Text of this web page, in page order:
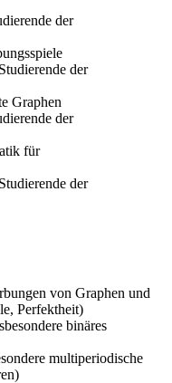
der
der
Graphen
der
für
der
von Graphen und
Perfektheit)
binäres
multiperiodische